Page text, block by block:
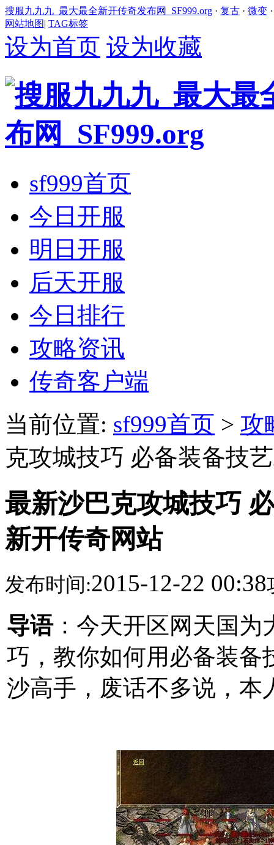
搜服九九九_最大最全新开传奇发布网_SF999.org · 复古 · 微变
网站地图| TAG标签
设为首页 设为收藏
sf999首页
今日开服
明日开服
后天开服
今日排行
攻略资讯
传奇客户端
当前位置: sf999首页 > 攻
克攻城技巧 必备装备技
最新沙巴克攻城技巧
新开传奇网站
发布时间:2015-12-22 00:38
导语：今天开区网天国为
巧，教你如何用必备装备
沙高手，废话不多说，本